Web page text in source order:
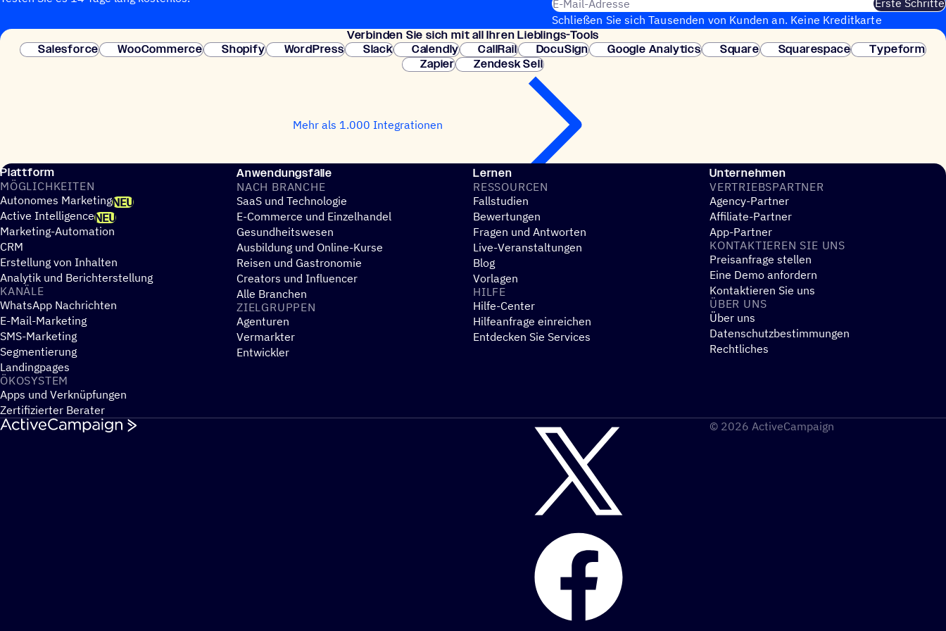
Erste Schritte
Schließen Sie sich Tausenden von Kunden an. Keine Kreditkarte
erforderlich. Sofortige Einrichtung.
Verbin­den Sie sich mit all Ihren Lieblings-Tools
Salesforce
WooCommerce Shopify WordPress Slack Calendly CallRail DocuSign Google Analytics Square Squarespace
Typeform
Zapier
Zendesk Sell
Mehr als 1.000 Integrationen
Plattform
MÖGLICH­KEI­TEN
Autonomes MarketingNEU
Active IntelligenceNEU
Marketing-Automation
CRM
Erstellung von Inhalten
Analytik und Berichterstellung
KANÄLE
WhatsApp Nachrichten
E-Mail-Marketing
SMS-Marketing
Segmentierung
Landingpages
ÖKOSYS­TEM
Apps und Verknüpfungen
Zertifizierter Berater
Anwendungsfälle
NACH BRANCHE
SaaS und Technologie
E-Commerce und Einzelhandel
Gesundheitswesen
Ausbildung und Online-Kurse
Reisen und Gastronomie
Creators und Influencer
Alle Branchen
ZIEL­GRUP­PEN
Agenturen
Vermarkter
Entwickler
Lernen
RESSOUR­CEN
Fallstudien
Bewertungen
Fragen und Antworten
Live-Veranstaltungen
Blog
Vorlagen
HILFE
Hilfe-Center
Hilfeanfrage einreichen
Entdecken Sie Services
Unternehmen
VERTRIEBS­PART­NER
Agency-Partner
Affiliate-Partner
App-Partner
KONTAK­TIE­REN SIE UNS
Preisanfrage stellen
Eine Demo anfordern
Kontaktieren Sie uns
ÜBER UNS
Über uns
Datenschutzbestimmungen
Rechtliches
© 2026 ActiveCampaign